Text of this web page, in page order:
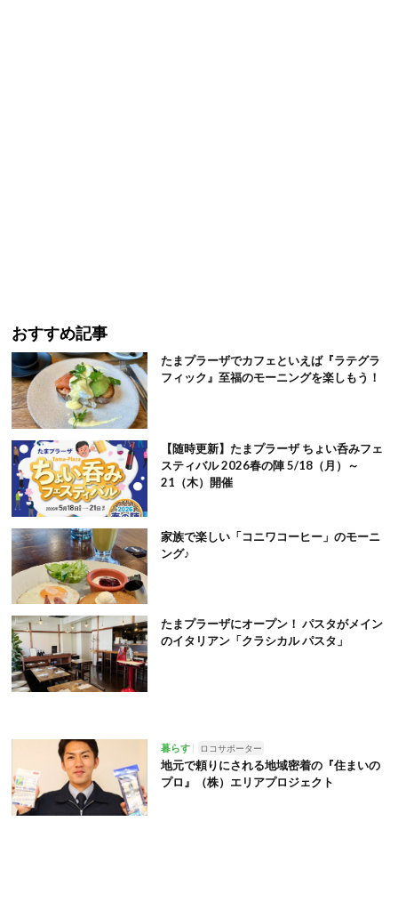
おすすめ記事
たまプラーザでカフェといえば『ラテグラ
フィック』至福のモーニングを楽しもう！
【随時更新】たまプラーザ ちょい呑みフェ
スティバル 2026春の陣 5/18（月）～
21（木）開催
家族で楽しい「コニワコーヒー」のモーニ
ング♪
たまプラーザにオープン！ パスタがメイン
のイタリアン「クラシカル パスタ」
暮らす ロコサポーター
地元で頼りにされる地域密着の『住まいの
プロ』（株）エリアプロジェクト